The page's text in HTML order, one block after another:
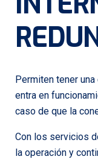
Permiten tener
entra en
caso de que la
Con los servicios
la operación y